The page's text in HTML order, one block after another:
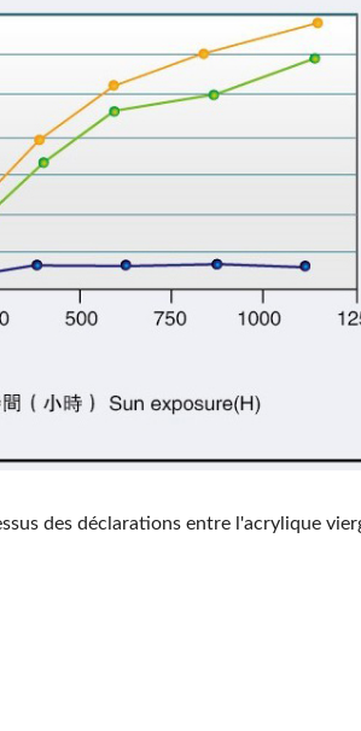
des déclarations entre l'acrylique